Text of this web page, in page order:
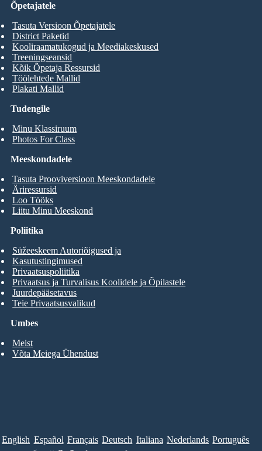
Tudengile
Minu Klassiruum
Photos For Class
Õpetajatele
Tasuta Versioon Õpetajatele
District Paketid
Kooliraamatukogud ja Meediakeskused
Treeningseansid
Kõik Õpetaja Ressursid
Töölehtede Mallid
Plakati Mallid
Meeskondadele
Tasuta Prooviversioon Meeskondadele
Äriressursid
Loo Tööks
Liitu Minu Meeskond
Umbes
Meist
Võta Meiega Ühendust
Poliitika
Süžeeskeem Autoriõigused ja
Kasutustingimused
Privaatsuspoliitika
Privaatsus ja Turvalisus Koolidele ja Õpilastele
Juurdepääsetavus
Teie Privaatsusvalikud
English Español Français Deutsch Italiana Nederlands Português